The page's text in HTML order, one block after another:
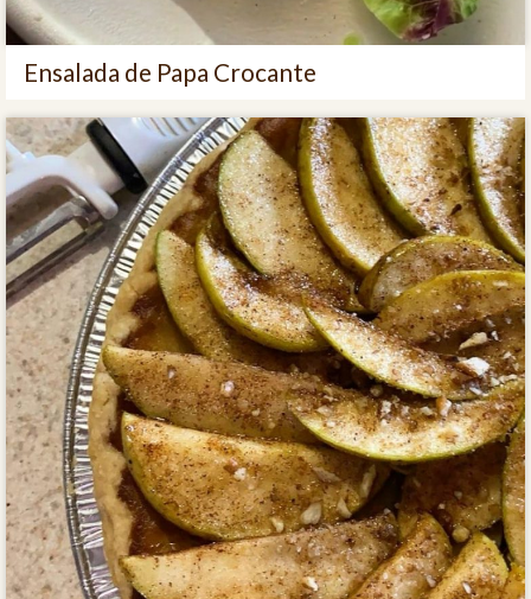
Ensalada de Papa Crocante